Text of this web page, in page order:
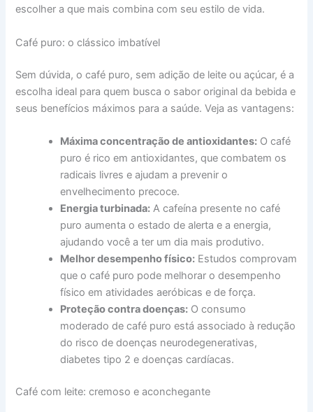
escolher a que mais combina com seu estilo de vida.
Café puro: o clássico imbatível
Sem dúvida, o café puro, sem adição de leite ou açúcar, é a
escolha ideal para quem busca o sabor original da bebida e
seus benefícios máximos para a saúde. Veja as vantagens:
Máxima concentração de antioxidantes: O café
puro é rico em antioxidantes, que combatem os
radicais livres e ajudam a prevenir o
envelhecimento precoce.
Energia turbinada: A cafeína presente no café
puro aumenta o estado de alerta e a energia,
ajudando você a ter um dia mais produtivo.
Melhor desempenho físico: Estudos comprovam
que o café puro pode melhorar o desempenho
físico em atividades aeróbicas e de força.
Proteção contra doenças: O consumo
moderado de café puro está associado à redução
do risco de doenças neurodegenerativas,
diabetes tipo 2 e doenças cardíacas.
Café com leite: cremoso e aconchegante